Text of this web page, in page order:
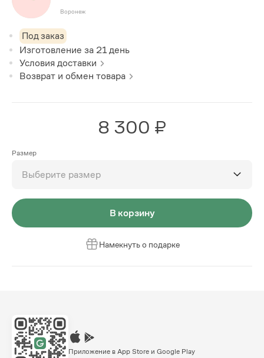
Воронеж
Под заказ
Изготовление за 21 день
Условия доставки
Возврат и обмен товара
8 300 ₽
Размер
Выберите размер
В корзину
Намекнуть о подарке
Приложение в App Store и Google Play